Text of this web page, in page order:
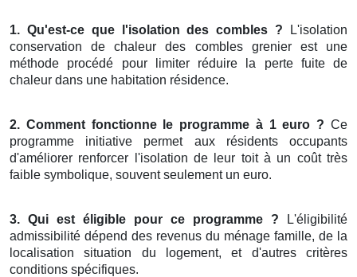
1. Qu'est-ce que l'isolation des combles ? L'isolation
conservation de chaleur des combles grenier est une
méthode procédé pour limiter réduire la perte fuite de
chaleur dans une habitation résidence.
2. Comment fonctionne le programme à 1 euro ? Ce
programme initiative permet aux résidents occupants
d'améliorer renforcer l'isolation de leur toit à un coût très
faible symbolique, souvent seulement un euro.
3. Qui est éligible pour ce programme ? L'éligibilité
admissibilité dépend des revenus du ménage famille, de la
localisation situation du logement, et d'autres critères
conditions spécifiques.